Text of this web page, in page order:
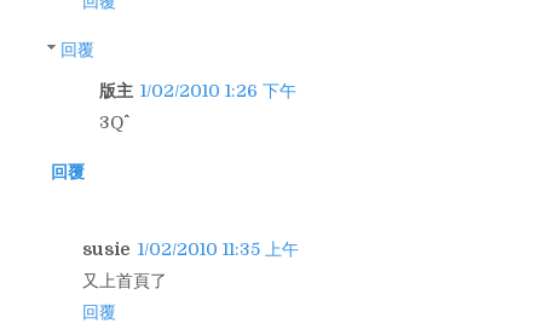
回覆
版主 1/02/2010 1:26 下午
3Q^^
回覆
susie 1/02/2010 11:35 上午
又上首頁了
回覆